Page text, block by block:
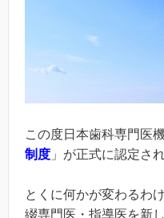
この度日本歯科専門医
制度 」が正式に認定さ
とくに何かが変わるわ
綴専門医・指導医を新